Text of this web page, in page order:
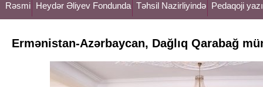
Rəsmi Heydər Əliyev Fondunda Təhsil Nazirliyində Pedaqoji
Ermənistan-Azərbaycan, Dağlıq Qarabağ